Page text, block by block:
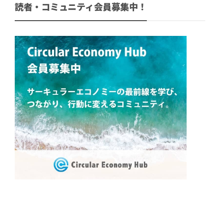
読者・コミュニティ会員募集中！